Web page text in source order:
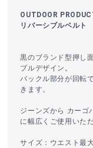
OUTDOOR
リバーシブルベルト
黒のブランド型押し
ブルデザイン。
バックル部分が回転
きます。
ジーンズから カーゴ
に幅広くご使用いた
サイズ：ウエスト最